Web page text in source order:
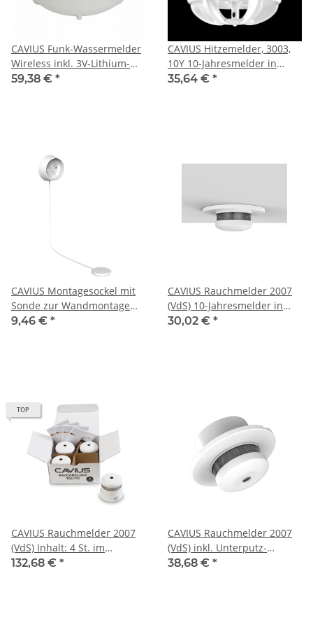
CAVIUS Funk-Wassermelder
Wireless inkl. 3V-Lithium-
Batterie
59,38 € *
CAVIUS Hitzemelder, 3003,
10Y 10-Jahresmelder in
Einzelverpackung
35,64 € *
CAVIUS Montagesockel mit
Sonde zur Wandmontage
von Wassermeldern
9,46 € *
CAVIUS Rauchmelder 2007
(VdS) 10-Jahresmelder in
Einzelverpackung
30,02 € *
TOP
CAVIUS Rauchmelder 2007
(VdS) Inhalt: 4 St. im
Installationskarton
132,68 € *
CAVIUS Rauchmelder 2007
(VdS) inkl. Unterputz-
Montagesockel
38,68 € *